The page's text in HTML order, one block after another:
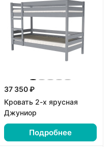
37 350 ₽
Кровать 2-х ярусная
Джуниор
Подробнее